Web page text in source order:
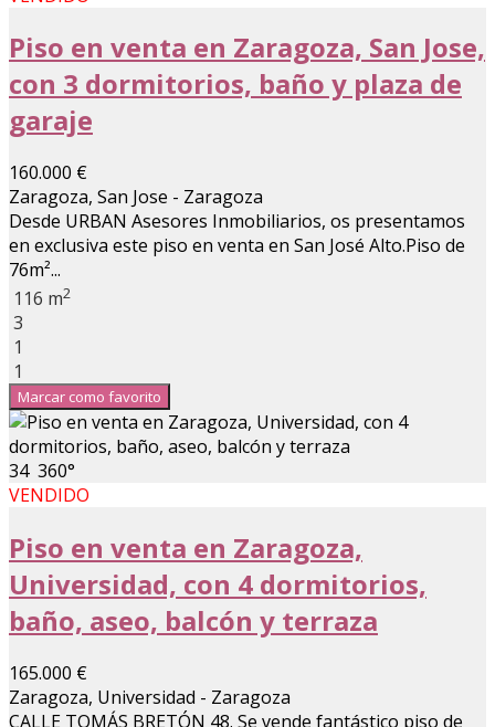
Piso en venta en Zaragoza, San Jose,
con 3 dormitorios, baño y plaza de
garaje
160.000 €
Zaragoza, San Jose - Zaragoza
Desde URBAN Asesores Inmobiliarios, os presentamos
en exclusiva este piso en venta en San José Alto.Piso de
76m²...
116 m2
3
1
1
Marcar como favorito
34 360°
VENDIDO
Piso en venta en Zaragoza,
Universidad, con 4 dormitorios,
baño, aseo, balcón y terraza
165.000 €
Zaragoza, Universidad - Zaragoza
CALLE TOMÁS BRETÓN 48. Se vende fantástico piso de